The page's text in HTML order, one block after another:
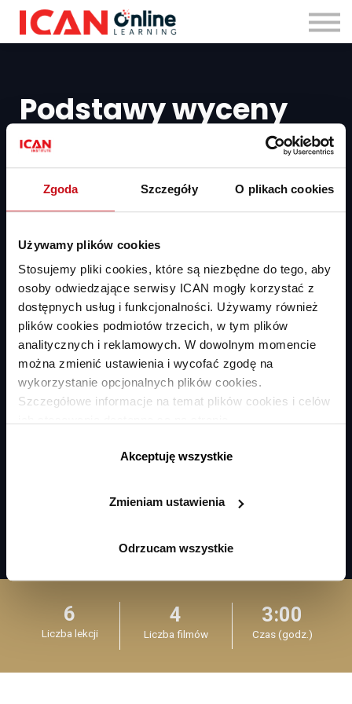
Zgoda Szczegóły O plikach cookies
Używamy plików cookies
Stosujemy pliki cookies, które są niezbędne do tego, aby
osoby odwiedzające serwisy ICAN mogły korzystać z
dostępnych usług i funkcjonalności. Używamy również
plików cookies podmiotów trzecich, w tym plików
analitycznych i reklamowych. W dowolnym momencie
można zmienić ustawienia i wycofać zgodę na
wykorzystanie opcjonalnych plików cookies.
Szczegółowe informacje na temat plików cookies i celów
Akceptuję wszystkie
Zmieniam ustawienia
Odrzucam wszystkie
Zaloguj się
Podstawy wyceny
przedsiębiorstw
Poznaj trzy metody wyceny wartości firmy i przećwicz je
Dodaj do koszyka PLN 199
Masz już dostęp?Zaloguj się
6
Liczba lekcji
4
Liczba filmów
3:00
Czas (godz.)